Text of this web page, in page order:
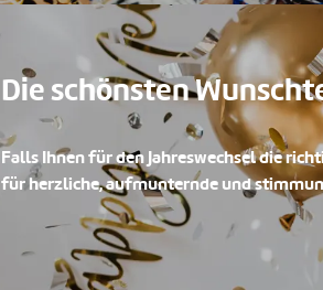
Die schönsten
Falls Ihnen für den Jahreswechsel die
für herzliche, aufmunternde und